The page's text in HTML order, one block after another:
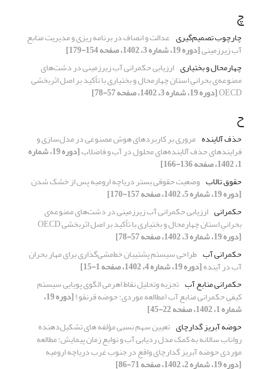
چ
چارچوب‌ تصمیم‌گیری عدالت و انصاف در برنامه ریزی و مدیریت منابع
آب زیرزمینی[دوره 19، شماره 3، 1402، صفحه 154-179]
چهارمحال و بختیاری ارزیابی حکمرانی آب زیرزمینی در دشت‌‌های
ممنوعه‌ی بحرانیِ استان چهارمحال و بختیاری با تأکید بر اصل اثربخشی
OECD[دوره 19، شماره 3، 1402، صفحه 57-78]
ح
حذف آلاینده مروری بر کاربردهای هوش مصنوعی در مدل‌سازی و
فرایندهای حذف آلاینده‌های محلول در آب و فاضلاب [دوره 19، شماره
1، 1402، صفحه 136-166]
حقوق تالاب وضعیت حقوقی بستر دریاچه ارومیه پس از خشک شدن
[دوره 19، شماره 5، 1402، صفحه 157-170]
حکمرانی ارزیابی حکمرانی آب زیرزمینی در دشت‌‌های ممنوعه‌ی
بحرانیِ استان چهارمحال و بختیاری با تأکید بر اصل اثربخشی OECD
[دوره 19، شماره 3، 1402، صفحه 57-78]
حکمرانی آب طراحی سیستم پشتیبان خط‌مشی‌گذاری برای مهار بحران
آب در آینده[دوره 19، شماره 4، 1402، صفحه 1-15]
حکمرانی منابع آب تجزیه وتحلیل نقاط اهرمی الگوی پویایی سیستم
کیفیِ حکمرانی منابع آب (مطالعه موردی: حوضه قرنقو) [دوره 19،
شماره 1، 1402، صفحه 22-45]
حوضه آبریز گدارچای تعیین سهم نسبی مؤلفه های تشکیل‌دهنده
رواناب سالانه به کمک مدل ردیابی آب و توابع زمان پیمایش: مطالعه
موردی حوضه آبریز گدارچای واقع در جنوب غرب دریاچه ارومیه
[دوره 19، شماره 2، 1402، صفحه 71-86]